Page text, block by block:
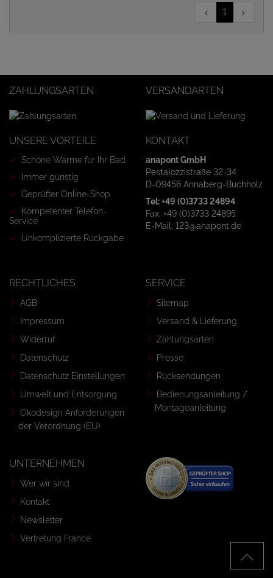
1
ZAHLUNGSARTEN VERSANDARTEN
UNSERE VORTEILE
Schöne Wärme für Ihr Bad
Immer günstig
Geprüfter Online-Shop
Kompetenter Telefon-
Service
Unkomplizierte Rückgabe
KONTAKT
anapont GmbH
Pestalozzistraße 32-34
D-09456 Annaberg-Buchholz
Tel: +49 (0)3733 24894
Fax: +49 (0)3733 24895
E-Mail: 123@anapont.de
RECHTLICHES
AGB
Impressum
Widerruf
Datenschutz
Datenschutz Einstellungen
Umwelt und Entsorgung
Ökodesign Anforderungen
der Verordnung (EU)
SERVICE
Sitemap
Versand & Lieferung
Zahlungsarten
Presse
Rücksendungen
Bedienungsanleitung /
Montageanleitung
UNTERNEHMEN
Wer wir sind
Kontakt
Newsletter
Vertretung France